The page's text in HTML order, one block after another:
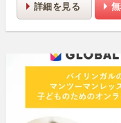
詳細を見る